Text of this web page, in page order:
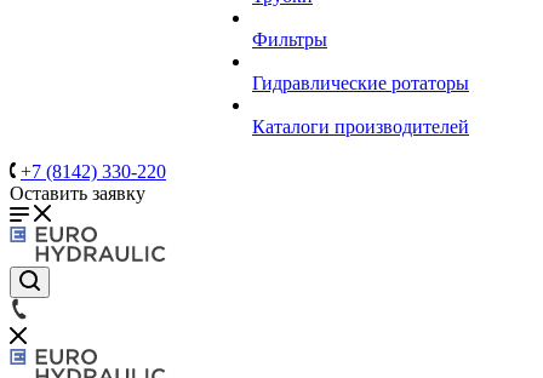
Фильтры
Гидравлические ротаторы
Каталоги производителей
+7 (8142) 330-220
Оставить заявку